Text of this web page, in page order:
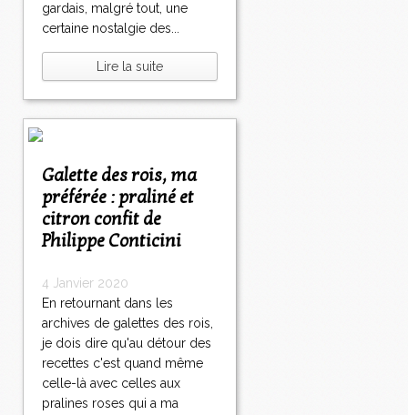
gardais, malgré tout, une
certaine nostalgie des...
Lire la suite
Galette des rois, ma
préférée : praliné et
citron confit de
Philippe Conticini
4 Janvier 2020
En retournant dans les
archives de galettes des rois,
je dois dire qu'au détour des
recettes c'est quand même
celle-là avec celles aux
pralines roses qui a ma